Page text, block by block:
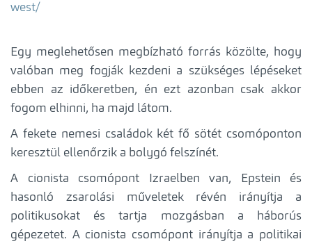
west/
Egy meglehetősen megbízható forrás közölte, hogy
valóban meg fogják kezdeni a szükséges lépéseket
ebben az időkeretben, én ezt azonban csak akkor
fogom elhinni, ha majd látom.
A fekete nemesi családok két fő sötét csomóponton
keresztül ellenőrzik a bolygó felszínét.
A cionista csomópont Izraelben van, Epstein és
hasonló zsarolási műveletek révén irányítja a
politikusokat és tartja mozgásban a háborús
gépezetet. A cionista csomópont irányítja a politikai